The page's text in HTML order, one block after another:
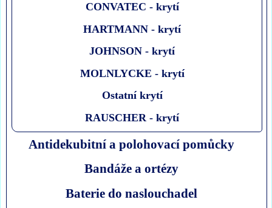
CONVATEC - krytí
HARTMANN - krytí
JOHNSON - krytí
MOLNLYCKE - krytí
Ostatní krytí
RAUSCHER - krytí
Antidekubitní a polohovací pomůcky
Bandáže a ortézy
Baterie do naslouchadel